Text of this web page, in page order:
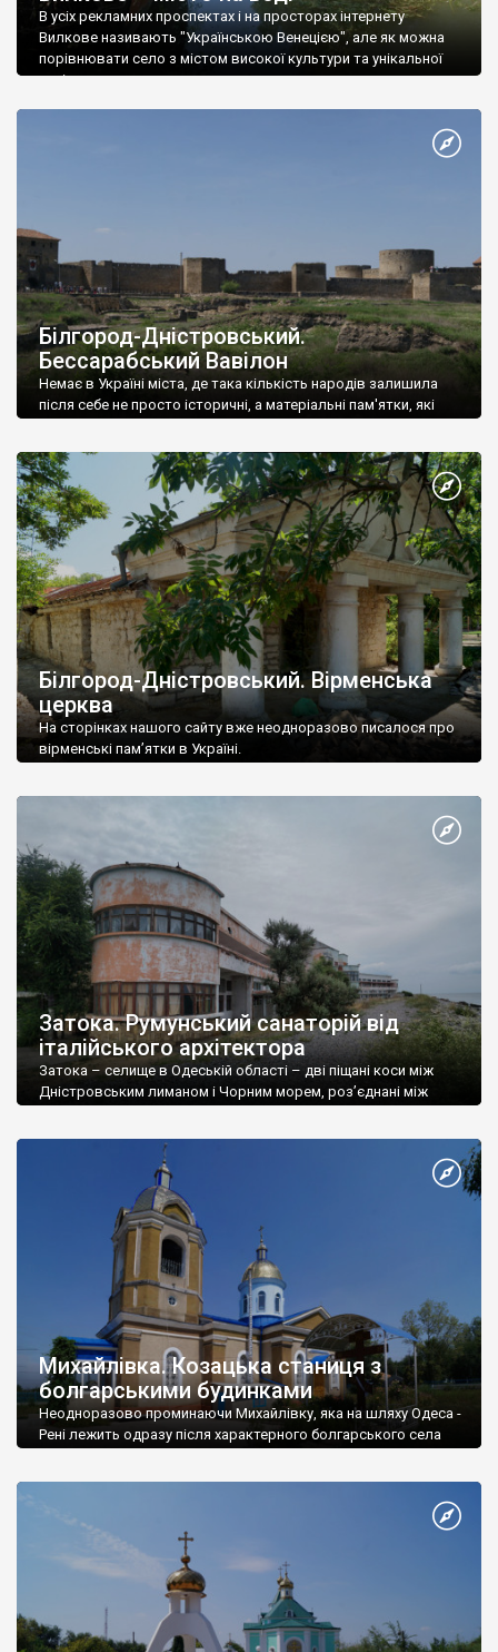
В усіх рекламних проспектах і на просторах інтернету
Вилкове називають "Українською Венецією", але як можна
порівнювати село з містом високої культури та унікальної
архітектури.
Білгород-Дністровський.
Бессарабський Вавілон
Немає в Україні міста, де така кількість народів залишила
після себе не просто історичні, а матеріальні пам'ятки, які
Білгород-Дністровський. Вірменська
церква
На сторінках нашого сайту вже неодноразово писалося про
вірменські пам’ятки в Україні.
Затока. Румунський санаторій від
італійського архітектора
Затока – селище в Одеській області – дві піщані коси між
Дністровським лиманом і Чорним морем, роз’єднані між
Михайлівка. Козацька станиця з
болгарськими будинками
Неодноразово проминаючи Михайлівку, яка на шляху Одеса -
Рені лежить одразу після характерного болгарського села